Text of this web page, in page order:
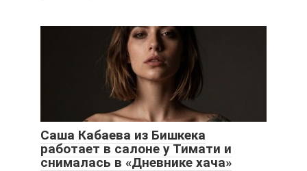
Саша Кабаева из Бишкека
работает в салоне у Тимати и
снималась в «Дневнике хача»